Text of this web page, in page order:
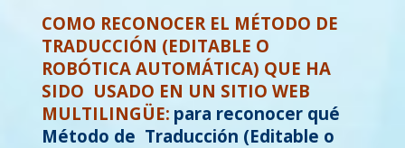
COMO RECONOCER EL MÉTODO DE
TRADUCCIÓN (EDITABLE O
ROBÓTICA AUTOMÁTICA) QUE HA
SIDO USADO EN UN SITIO WEB
MULTILINGÜE: para reconocer qué
Método de Traducción (Editable o